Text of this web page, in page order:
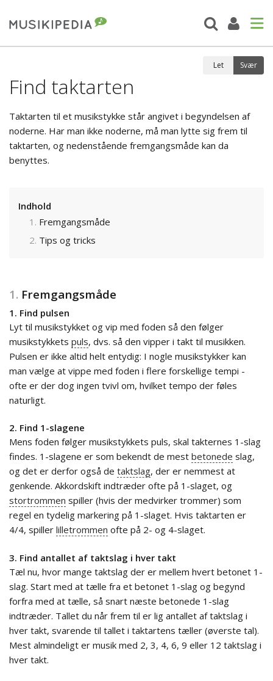
Let Svær
Find taktarten
Taktarten til et musikstykke står angivet i begyndelsen af
noderne. Har man ikke noderne, må man lytte sig frem til
taktarten, og nedenstående fremgangsmåde kan da
benyttes.
Indhold
Fremgangsmåde
Tips og tricks
1. Fremgangsmåde
1. Find pulsen
Lyt til musikstykket og vip med foden så den følger
musikstykkets puls, dvs. så den vipper i takt til musikken.
Pulsen er ikke altid helt entydig: I nogle musikstykker kan
man vælge at vippe med foden i flere forskellige tempi -
ofte er der dog ingen tvivl om, hvilket tempo der føles
naturligt.
2. Find 1-slagene
Mens foden følger musikstykkets puls, skal takternes 1-slag
findes. 1-slagene er som bekendt de mest betonede slag,
og det er derfor også de taktslag, der er nemmest at
genkende. Akkordskift indtræder ofte på 1-slaget, og
stortrommen spiller (hvis der medvirker trommer) som
regel en tydelig markering på 1-slaget. Hvis taktarten er
4/4, spiller lilletrommen ofte på 2- og 4-slaget.
3. Find antallet af taktslag i hver takt
Tæl nu, hvor mange taktslag der er mellem hvert betonet 1-
slag. Start med at tælle fra et betonet 1-slag og begynd
forfra med at tælle, så snart næste betonede 1-slag
indtræder. Tallet du når frem til er lig antallet af taktslag i
hver takt, svarende til tallet i taktartens tæller (øverste tal).
Mest almindeligt er musik med 2, 3, 4, 6, 9 eller 12 taktslag i
hver takt.